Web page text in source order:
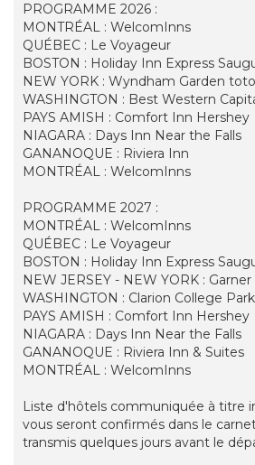
PROGRAMME 2026 :
MONTRÉAL : WelcomInns
QUÉBEC : Le Voyageur
BOSTON : Holiday Inn Express
NEW YORK : Wyndham Garden
WASHINGTON : Best Western
PAYS AMISH : Comfort Inn Hershey
NIAGARA : Days Inn Near the Falls
GANANOQUE : Riviera Inn
MONTRÉAL : WelcomInns
PROGRAMME 2027 :
MONTRÉAL : WelcomInns
QUÉBEC : Le Voyageur
BOSTON : Holiday Inn Express
NEW JERSEY - NEW YORK :
WASHINGTON : Clarion College Park
PAYS AMISH : Comfort Inn Hershey
NIAGARA : Days Inn Near the Falls
GANANOQUE : Riviera Inn & Suites
MONTRÉAL : WelcomInns
Liste d'hôtels communiquée à titre
vous seront confirmés dans le
transmis quelques jours avant le